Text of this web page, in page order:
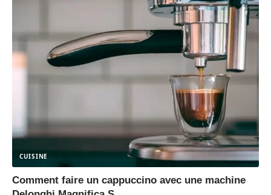
CUISINE
Comment faire un cappuccino avec une machine